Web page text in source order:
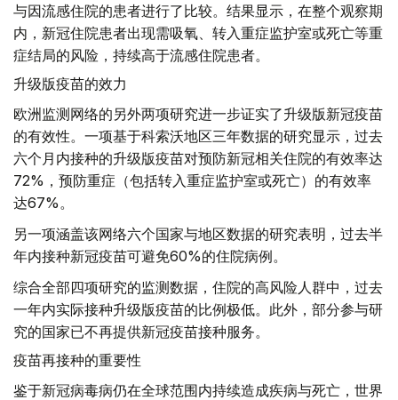
与因流感住院的患者进行了比较。结果显示，在整个观察期
内，新冠住院患者出现需吸氧、转入重症监护室或死亡等重
症结局的风险，持续高于流感住院患者。
升级版疫苗的效力
欧洲监测网络的另外两项研究进一步证实了升级版新冠疫苗
的有效性。一项基于科索沃地区三年数据的研究显示，过去
六个月内接种的升级版疫苗对预防新冠相关住院的有效率达
72%，预防重症（包括转入重症监护室或死亡）的有效率
达67%。
另一项涵盖该网络六个国家与地区数据的研究表明，过去半
年内接种新冠疫苗可避免60%的住院病例。
综合全部四项研究的监测数据，住院的高风险人群中，过去
一年内实际接种升级版疫苗的比例极低。此外，部分参与研
究的国家已不再提供新冠疫苗接种服务。
疫苗再接种的重要性
鉴于新冠病毒病仍在全球范围内持续造成疾病与死亡，世界